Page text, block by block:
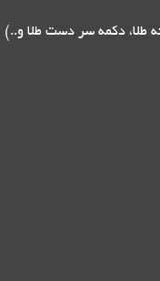
طلا، دکمه سر دست طلا و..)